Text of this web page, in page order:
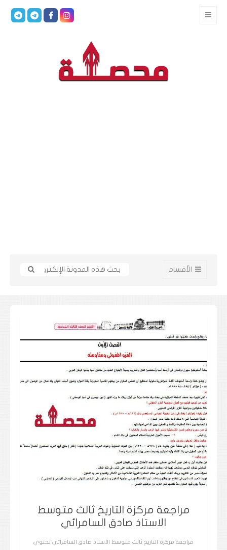
الأقسام
مراجعة مركزة التاريخ ثالث متوسط
الاستاذ صادق السامرائي
مراجعة مركزة التاريخ ثالث متوسط الاستاذ صادق السامرائي تحتوي